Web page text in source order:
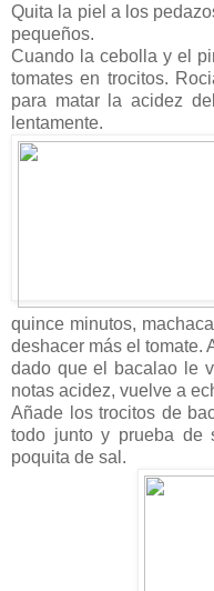
Quita la piel a los
pequeños.
Cuando la cebolla y el
tomates en trocitos.
para matar la acidez
lentamente.
quince minutos,
deshacer más el tomate.
dado que el bacalao le
notas acidez, vuelve a
Añade los trocitos de
todo junto y prueba de
poquita de sal.